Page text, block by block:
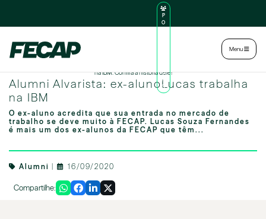
P
O
U
N
O
Menu
na IBM. Confira a história dele!
Alumni Alvarista: ex-alunoLucas trabalha
na IBM
O ex-aluno acredita que sua entrada no mercado de
trabalho se deve muito à FECAP. Lucas Souza Fernandes
é mais um dos ex-alunos da FECAP que têm...
Alumni 16/09/2020
Compartilhe: